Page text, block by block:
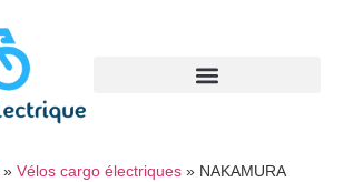
» Vélos cargo électriques » NAKAMURA